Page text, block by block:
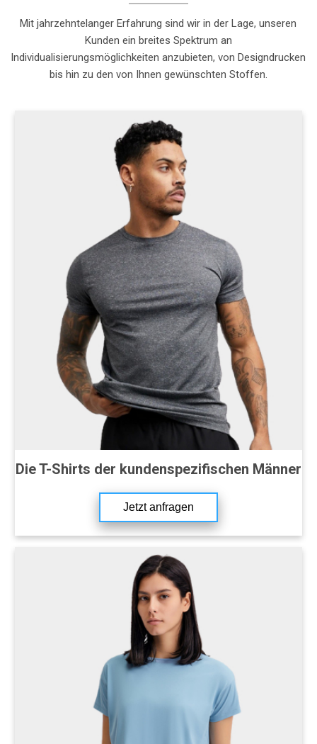
Mit jahrzehntelanger Erfahrung sind wir in der Lage, unseren
Kunden ein breites Spektrum an
Individualisierungsmöglichkeiten anzubieten, von Designdrucken
bis hin zu den von Ihnen gewünschten Stoffen.
Die T-Shirts der kundenspezifischen Männer
Jetzt anfragen